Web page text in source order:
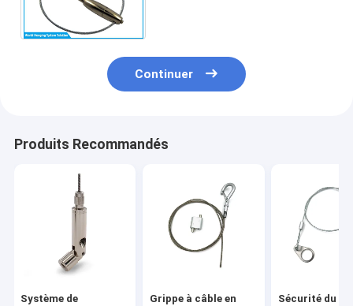
Continuer
Produits Recommandés
Système de
Grippe à câble en
Sécurité du